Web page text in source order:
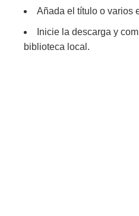
Añada el título o varios
Inicie la descarga y
biblioteca local.